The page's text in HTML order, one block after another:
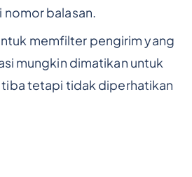
balasan.
memfilter pengirim yang
mungkin dimatikan untuk
tiba tetapi tidak diperhatikan